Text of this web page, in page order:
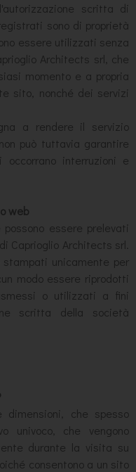
scritta di
sono di proprietà
essere utilizzati senza
Architects srl, che
momento e a propria
sito, nonché dei servizi
a rendere il servizio
può tuttavia garantire
interruzioni e
web
essere prelevati
Caprioglio Architects srl.
unicamente per
modo essere riprodotti
o utilizzati a fini
scritta della società
che spesso
univoco, che vengono
durante la visita su
consentono a un sito